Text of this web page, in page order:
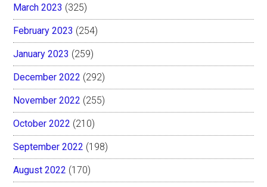
March 2023 (325)
February 2023 (254)
January 2023 (259)
December 2022 (292)
November 2022 (255)
October 2022 (210)
September 2022 (198)
August 2022 (170)